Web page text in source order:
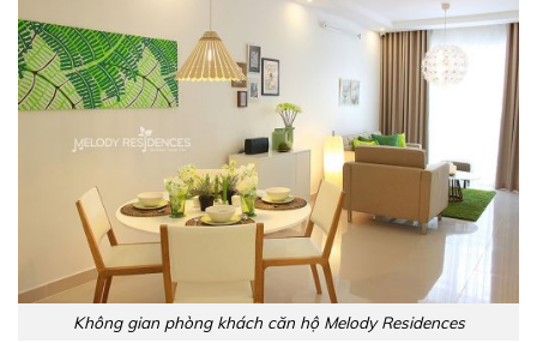
Không gian phòng khách căn hộ Melody Residences